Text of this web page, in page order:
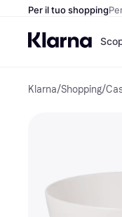
Per il tuo shopping
Klarna/Shopping/